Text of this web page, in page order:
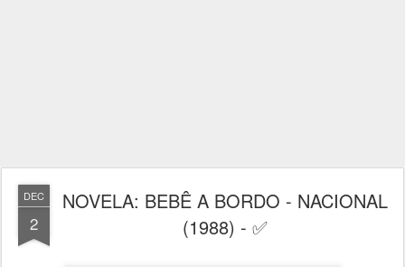
DEC
2
NOVELA: BEBÊ A BORDO - NACIONAL
(1988) - ✅